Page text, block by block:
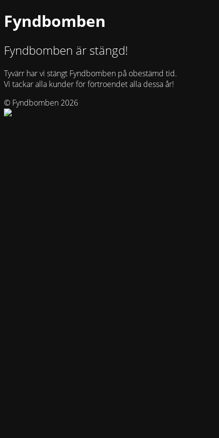
Fyndbomben
Fyndbomben är stängd!
Tyvärr har vi stängt Fyndbomben på obestämd tid.
Vi tackar alla kunder för förtroendet alla dessa år!
© Fyndbomben 2026